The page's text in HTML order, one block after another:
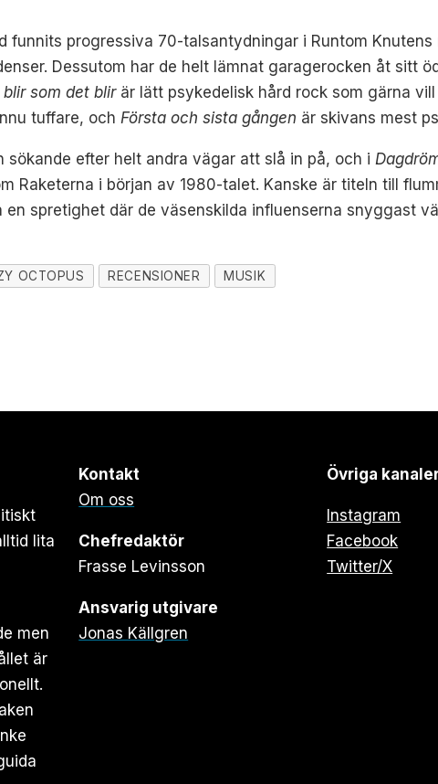
funnits progressiva 70-talsantydningar i Runtom
Dessutom har de helt lämnat garagerocken åt sitt
blir som det blirär lätt psykedelisk hård rock som gärna
tuffare, och Första och sista gången är skivans mest
sökande efter helt andra vägar att slå in på, och i
Raketerna i början av 1980-talet. Kanske är titeln till
spretighet där de väsenskilda influenserna snyggast
OCTOPUS RECENSIONER MUSIK
lita
men
är
Kontakt
Om oss
Chefredaktör
Frasse Levinsson
Ansvarig utgivare
Jonas Källgren
Övriga
Instagram
Facebook
Twitter/X